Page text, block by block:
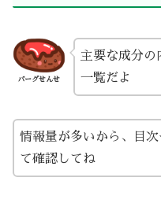
バーグせんせ
主要な成分の
一覧だよ
情報量が多いから、目
て確認してね